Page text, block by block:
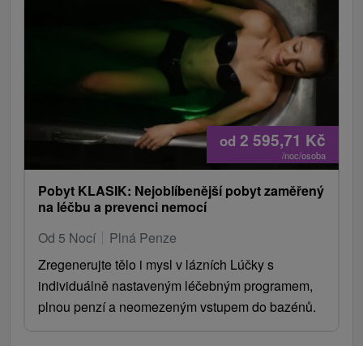
od 2 595,71 Kč
/noc/osoba
Pobyt KLASIK: Nejoblíbenější pobyt zaměřený
na léčbu a prevenci nemocí
Od 5 Nocí
Plná Penze
Zregenerujte tělo i mysl v lázních Lúčky s
individuálně nastaveným léčebným programem,
plnou penzí a neomezeným vstupem do bazénů.